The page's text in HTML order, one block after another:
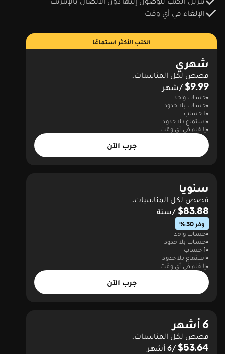
الإلغاء في أي وقت
الكتب الأكثر استماعًا
شهري
قصص لكل المناسبات.
$9.99 /شهر
حساب واحد
حساب بلا حدود
1 حساب
استماع بلا حدود
إلغاء في أي وقت
جرب الآن
سنويا
قصص لكل المناسبات.
$83.88 /سنة
وفر 30%
حساب واحد
حساب بلا حدود
1 حساب
استماع بلا حدود
إلغاء في أي وقت
جرب الآن
6 أشهر
قصص لكل المناسبات.
$53.64 /6 أشهر